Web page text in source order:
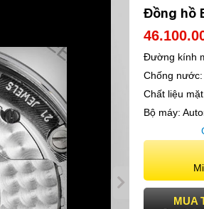
Đồng hồ
Đường kính
Chống nước:
Chất liệu
Bộ máy:
MUA